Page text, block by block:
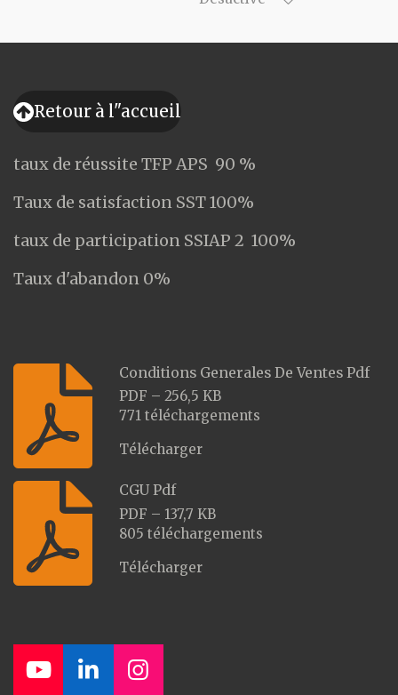
Retour à l"accueil
taux de réussite TFP APS 90 %
Taux de satisfaction SST 100%
taux de participation SSIAP 2 100%
Taux d'abandon 0%
Conditions Generales De Ventes Pdf
PDF – 256,5 KB
771 téléchargements
Télécharger
CGU Pdf
PDF – 137,7 KB
805 téléchargements
Télécharger
Y
L
I